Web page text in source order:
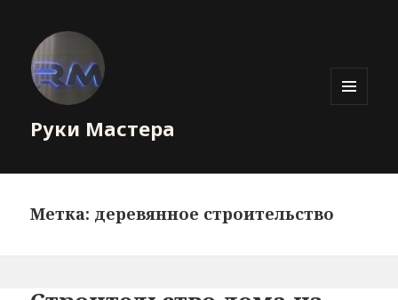
Руки Мастера
Метка: деревянное строительство